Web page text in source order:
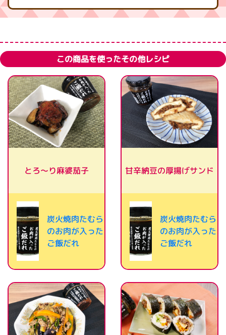
この商品を使ったその他レシピ
とろ～り麻婆茄子
炭火焼肉たむら
のお肉が入った
ご飯だれ
甘辛納豆の厚揚げサンド
炭火焼肉たむら
のお肉が入った
ご飯だれ